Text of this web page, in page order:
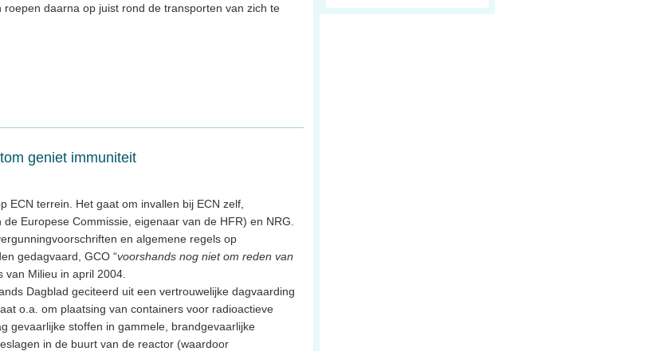
daarna op juist rond de transporten van zich te
geniet immuniteit
ECN terrein. Het gaat om invallen bij ECN zelf,
de Europese Commissie, eigenaar van de HFR) en NRG.
en algemene regels op
gedagvaard, GCO “voorshands nog niet om reden van
van Milieu in april 2004.
Dagblad geciteerd uit een vertrouwelijke dagvaarding
o.a. om plaatsing van containers voor radioactieve
gevaarlijke stoffen in gammele, brandgevaarlijke
in de buurt van de reactor (waardoor